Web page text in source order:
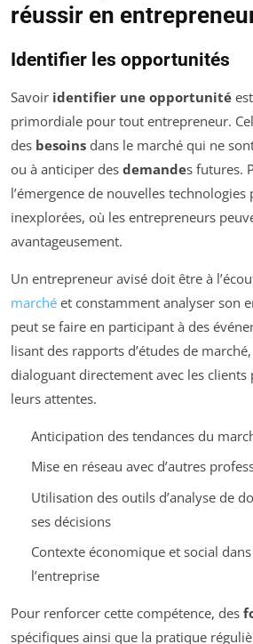
réussir en
Identifier les opportunités
Savoir identifier une opportunité
primordiale pour tout entrepreneur.
des besoins dans le marché qui ne
ou à anticiper des demandes futures.
l’émergence de nouvelles
inexplorées, où les entrepreneurs
avantageusement.
Un entrepreneur avisé doit être à
marché et constamment analyser son
peut se faire en participant à des
lisant des rapports d’études de
dialoguant directement avec les
leurs attentes.
Anticipation des tendances du
Mise en réseau avec d’autres
Utilisation des outils d’analyse de
ses décisions
Contexte économique et social
l’entreprise
Pour renforcer cette compétence, des
spécifiques ainsi que la pratique